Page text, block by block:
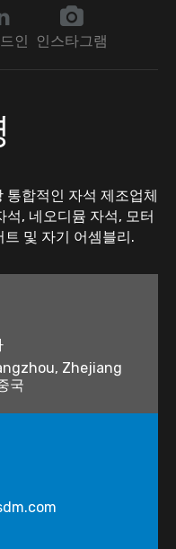
인 인스타그램
합적인 자석 제조업체
석, 네오디뮴 자석, 모터
트 및 자기 어셈블리.
Zhejiang
국